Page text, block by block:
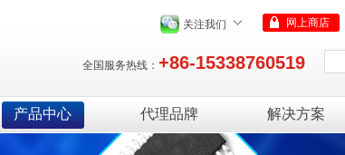
关注我们 网上商店
全国服务热线： +86-15338760519
产品中心 代理品牌 解决方案